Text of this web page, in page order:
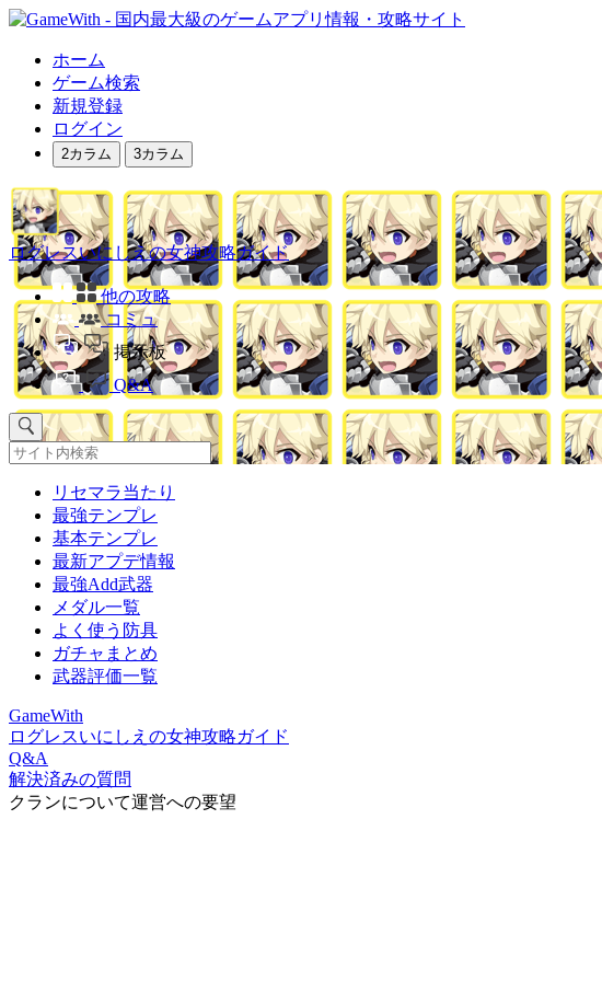
ホーム
ゲーム検索
新規登録
ログイン
2カラム 3カラム
ログレスいにしえの女神攻略ガイド
他の攻略
コミュ
掲示板
Q&A
リセマラ当たり
最強テンプレ
基本テンプレ
最新アプデ情報
最強Add武器
メダル一覧
よく使う防具
ガチャまとめ
武器評価一覧
GameWith
ログレスいにしえの女神攻略ガイド
Q&A
解決済みの質問
クランについて運営への要望